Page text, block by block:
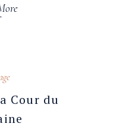
Cour du